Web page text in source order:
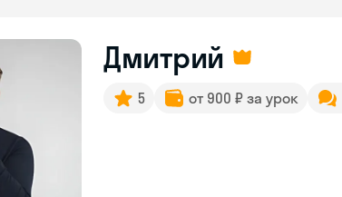
Дмитрий
5 от 900 ₽ за урок